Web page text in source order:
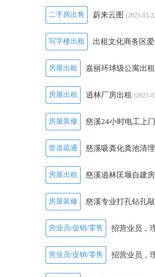
二手房出售 蔚来云图 (2023-03-
写字楼出租 出租文化商务区
房屋出租 嘉丽环球级公寓出租
房屋出租 逍林厂房出租 (2023-
房屋装修 慈溪24小时电工上
管道疏通 慈溪吸粪化粪池清理
房屋出租 慈溪逍林匡堰自建
房屋装修 慈溪专业打孔钻孔
营业员/促销/零售 招营业员，
营业员/促销/零售 招营业员，